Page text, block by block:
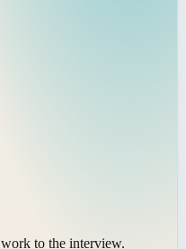
to the interview.